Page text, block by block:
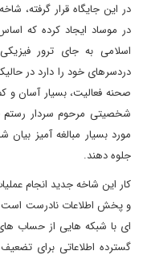
در این جایگاه قرار گرفته،
در موساد ایجاد کرده که
اسلامی به جای ترور
دردسرهای خود را دارد در
صحنه فعالیت، بسیار آسان و
شخصیتی مرحوم سردار رستم
مورد بسیار مبالغه آمیز
جلوه دهند.
کار این شاخه جدید انجام
و پخش اطلاعات نادرست است.
ای با شبکه هایی از حساب
گسترده اطلاعاتی برای